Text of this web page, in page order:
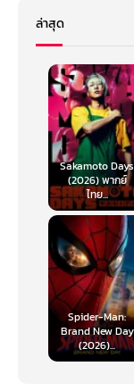
ล่าสุด
Sakamoto Days
(2026) พากย์
ไทย...
Spider-Man:
Brand New Day
(2026)...